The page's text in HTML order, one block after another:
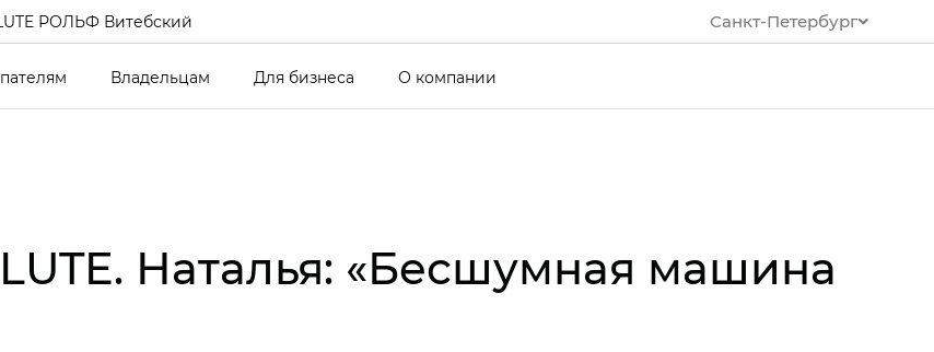
Санкт-Петербург
РОЛЬФ Витебский
Владельцам Для бизнеса О компании
Наталья: «Бесшумная машина